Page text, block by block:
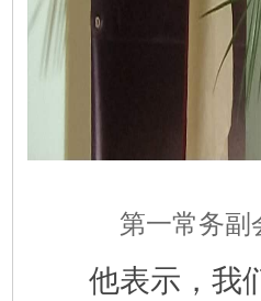
第一常务
他表示，我们